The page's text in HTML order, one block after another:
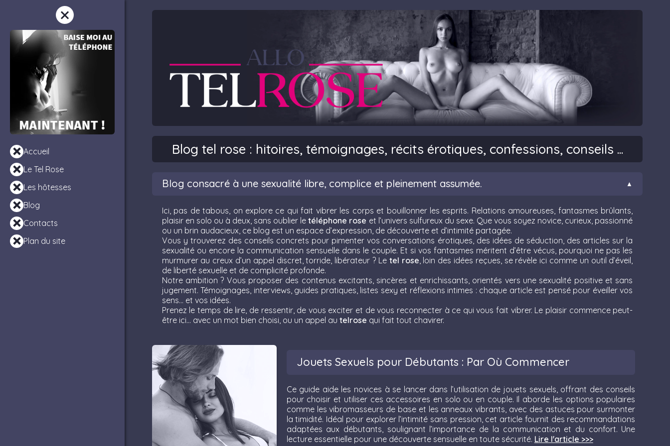
Accueil
Le Tel Rose
Les hôtesses
Blog
Contacts
Plan du site
Blog tel rose : hitoires, témoignages, récits érotiques, confessions, conseils ...
Blog consacré à une sexualité libre, complice et pleinement assumée.
Ici, pas de tabous, on explore ce qui fait vibrer les corps et bouillonner les esprits. Relations amoureuses, fantasmes brûlants,
plaisir en solo ou à deux, sans oublier letéléphone rose et l’univers sulfureux du sexe. Que vous soyez novice, curieux, passionné
ou un brin audacieux, ce blog est un espace d’expression, de découverte et d’intimité partagée.
Vous y trouverez des conseils concrets pour pimenter vos conversations érotiques, des idées de séduction, des articles sur la
sexualité ou encore la communication sensuelle dans le couple. Et si vos fantasmes méritent d’être vécus, pourquoi ne pas les
murmurer au creux d’un appel discret, torride, libérateur ? Le tel rose, loin des idées reçues, se révèle ici comme un outil d’éveil,
de liberté sexuelle et de complicité profonde.
Notre ambition ? Vous proposer des contenus excitants, sincères et enrichissants, orientés vers une sexualité positive et sans
jugement. Témoignages, interviews, guides pratiques, listes sexy et réflexions intimes : chaque article est pensé pour éveiller vos
sens… et vos idées.
Prenez le temps de lire, de ressentir, de vous exciter et de vous reconnecter à ce qui vous fait vibrer. Le plaisir commence peut-
être ici… avec un mot bien choisi, ou un appel au telrose qui fait tout chavirer.
Jouets Sexuels pour Débutants : Par Où Commencer
Ce guide aide les novices à se lancer dans l’utilisation de jouets sexuels, offrant des conseils
pour choisir et utiliser ces accessoires en solo ou en couple. Il aborde les options populaires
comme les vibromasseurs de base et les anneaux vibrants, avec des astuces pour surmonter
la timidité. Idéal pour explorer l’intimité sans pression, cet article fournit des recommandations
adaptées aux débutants, soulignant l’importance de la communication et du confort. Une
lecture essentielle pour une découverte sensuelle en toute sécurité. Lire l'article >>>